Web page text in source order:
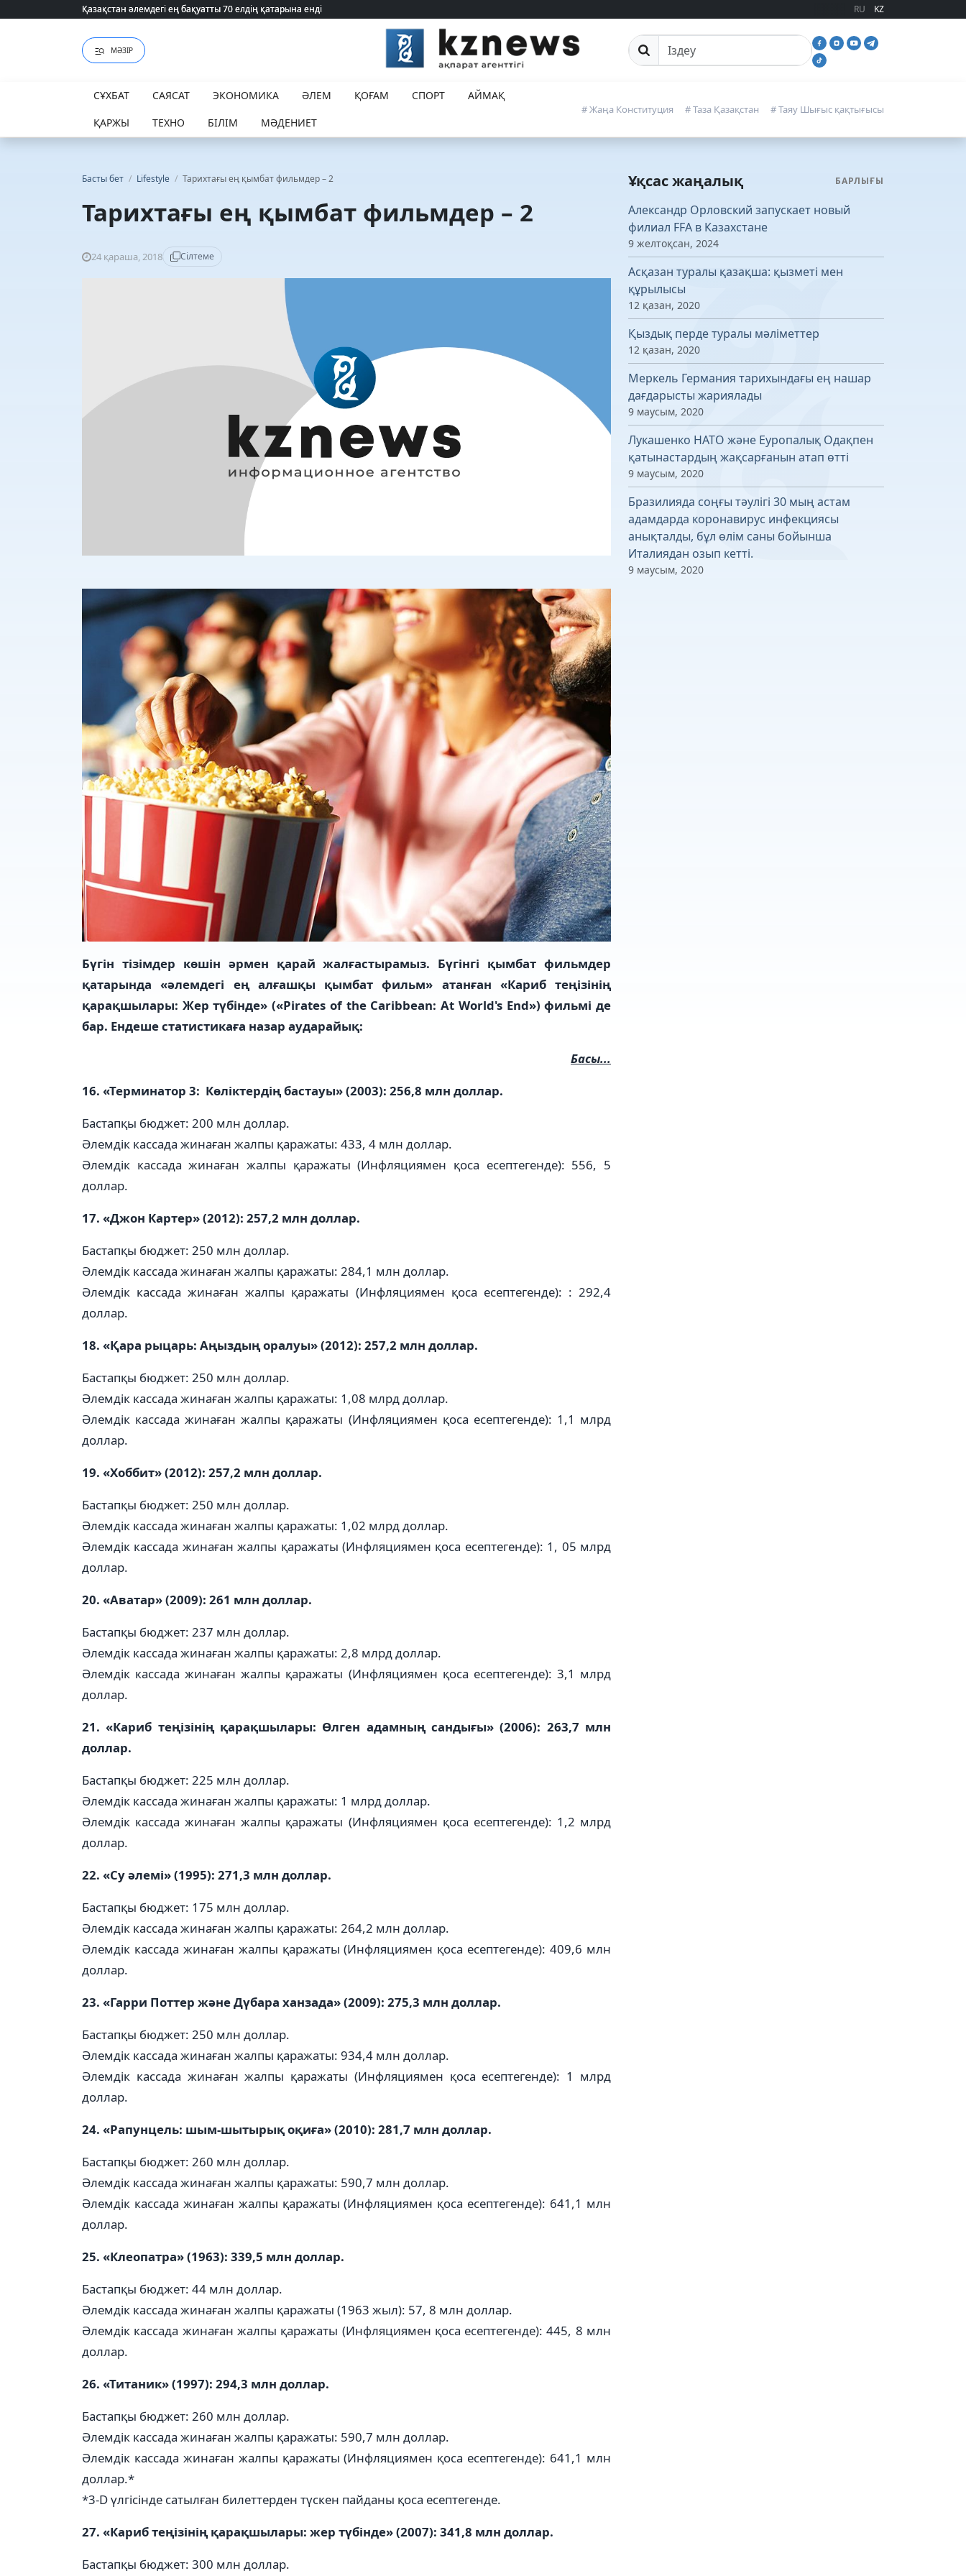
Қазақстан әлемдегі ең бақуатты 70 елдің қатарына енді
Қазақстан әлемдегі ең бақуатты 70 елдің қатарына енді RU KZ
МӘЗІР Сайттан іздеу
СҰХБАТ САЯСАТ ЭКОНОМИКА ӘЛЕМ ҚОҒАМ СПОРТ
АЙМАҚ
ҚАРЖЫ
ТЕХНО БІЛІМ МӘДЕНИЕТ
# Жаңа Конституция # Таза Қазақстан # Таяу Шығыс қақтығысы
Басты бет / Lifestyle / Тарихтағы ең қымбат фильмдер – 2
Тарихтағы ең қымбат фильмдер – 2
24 қараша, 2018 Сілтеме
Бүгін тізімдер көшін әрмен қарай жалғастырамыз. Бүгінгі қымбат фильмдер
қатарында «әлемдегі ең алғашқы қымбат фильм» атанған «Кариб теңізінің
қарақшылары: Жер түбінде» («Pirates of the Caribbean: At World's End») фильмі де
бар. Ендеше статистикаға назар аударайық:
Басы...
16. «Терминатор 3: Көліктердің бастауы» (2003): 256,8 млн доллар.
Бастапқы бюджет: 200 млн доллар.
Әлемдік кассада жинаған жалпы қаражаты: 433, 4 млн доллар.
Әлемдік кассада жинаған жалпы қаражаты (Инфляциямен қоса есептегенде): 556, 5
доллар.
17. «Джон Картер» (2012): 257,2 млн доллар.
Бастапқы бюджет: 250 млн доллар.
Әлемдік кассада жинаған жалпы қаражаты: 284,1 млн доллар.
Әлемдік кассада жинаған жалпы қаражаты (Инфляциямен қоса есептегенде): : 292,4
доллар.
18. «Қара рыцарь: Аңыздың оралуы» (2012): 257,2 млн доллар.
Бастапқы бюджет: 250 млн доллар.
Әлемдік кассада жинаған жалпы қаражаты: 1,08 млрд доллар.
Әлемдік кассада жинаған жалпы қаражаты (Инфляциямен қоса есептегенде): 1,1 млрд
доллар.
19. «Хоббит» (2012): 257,2 млн доллар.
Бастапқы бюджет: 250 млн доллар.
Әлемдік кассада жинаған жалпы қаражаты: 1,02 млрд доллар.
Әлемдік кассада жинаған жалпы қаражаты (Инфляциямен қоса есептегенде): 1, 05 млрд
доллар.
20. «Аватар» (2009): 261 млн доллар.
Бастапқы бюджет: 237 млн доллар.
Әлемдік кассада жинаған жалпы қаражаты: 2,8 млрд доллар.
Әлемдік кассада жинаған жалпы қаражаты (Инфляциямен қоса есептегенде): 3,1 млрд
доллар.
21. «Кариб теңізінің қарақшылары: Өлген адамның сандығы» (2006): 263,7 млн
доллар.
Бастапқы бюджет: 225 млн доллар.
Әлемдік кассада жинаған жалпы қаражаты: 1 млрд доллар.
Әлемдік кассада жинаған жалпы қаражаты (Инфляциямен қоса есептегенде): 1,2 млрд
доллар.
22. «Су әлемі» (1995): 271,3 млн доллар.
Бастапқы бюджет: 175 млн доллар.
Әлемдік кассада жинаған жалпы қаражаты: 264,2 млн доллар.
Әлемдік кассада жинаған жалпы қаражаты (Инфляциямен қоса есептегенде): 409,6 млн
доллар.
23. «Гарри Поттер және Дүбара ханзада» (2009): 275,3 млн доллар.
Бастапқы бюджет: 250 млн доллар.
Әлемдік кассада жинаған жалпы қаражаты: 934,4 млн доллар.
Әлемдік кассада жинаған жалпы қаражаты (Инфляциямен қоса есептегенде): 1 млрд
доллар.
24. «Рапунцель: шым-шытырық оқиға» (2010): 281,7 млн доллар.
Бастапқы бюджет: 260 млн доллар.
Әлемдік кассада жинаған жалпы қаражаты: 590,7 млн доллар.
Әлемдік кассада жинаған жалпы қаражаты (Инфляциямен қоса есептегенде): 641,1 млн
доллар.
25. «Клеопатра» (1963): 339,5 млн доллар.
Бастапқы бюджет: 44 млн доллар.
Әлемдік кассада жинаған жалпы қаражаты (1963 жыл): 57, 8 млн доллар.
Әлемдік кассада жинаған жалпы қаражаты (Инфляциямен қоса есептегенде): 445, 8 млн
доллар.
26. «Титаник» (1997): 294,3 млн доллар.
Бастапқы бюджет: 260 млн доллар.
Әлемдік кассада жинаған жалпы қаражаты: 590,7 млн доллар.
Әлемдік кассада жинаған жалпы қаражаты (Инфляциямен қоса есептегенде): 641,1 млн
доллар.*
*3-D үлгісінде сатылған билеттерден түскен пайданы қоса есептегенде.
27. «Кариб теңізінің қарақшылары: жер түбінде» (2007): 341,8 млн доллар.
Бастапқы бюджет: 300 млн доллар.
Ұқсас жаңалық БАРЛЫҒЫ
Александр Орловский запускает новый
филиал FFA в Казахстане
9 желтоқсан, 2024
Асқазан туралы қазақша: қызметі мен
құрылысы
12 қазан, 2020
Қыздық перде туралы мәліметтер
12 қазан, 2020
Меркель Германия тарихындағы ең нашар
дағдарысты жариялады
9 маусым, 2020
Лукашенко НАТО және Еуропалық Одақпен
қатынастардың жақсарғанын атап өтті
9 маусым, 2020
Бразилияда соңғы тәулігі 30 мың астам
адамдарда коронавирус инфекциясы
анықталды, бұл өлім саны бойынша
Италиядан озып кетті.
9 маусым, 2020